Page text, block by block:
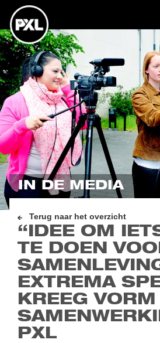
IN DE MEDIA
Terug naar het overzicht
“IDEE OM
TE DOEN
EXTREMA
KREEG
PXL